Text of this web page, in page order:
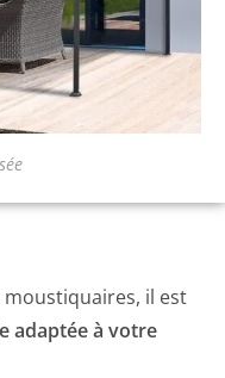
il est
adaptée à votre